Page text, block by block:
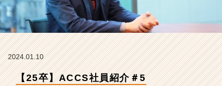
サ
ル
テ
タ
2024.01.10
【25卒】ACCS社員紹介＃5